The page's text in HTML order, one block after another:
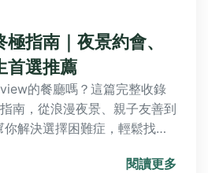
指南｜夜景約會、
首選推薦
的餐廳嗎？這篇完整收錄
南，從浪漫夜景、親子友善到
解決選擇困難症，輕鬆找到
閱讀更多